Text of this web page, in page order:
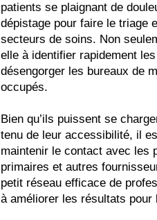
patients se plaignant de
dépistage pour faire le triage
secteurs de soins. Non
elle à identifier rapidement
désengorger les bureaux de
occupés.
Bien qu’ils puissent se
tenu de leur accessibilité, il
maintenir le contact avec les
primaires et autres
petit réseau efficace de
à améliorer les résultats